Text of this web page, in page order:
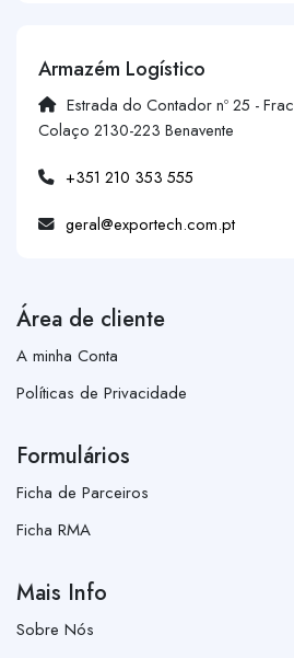
Armazém Logístico
Estrada do Contador nº 25 -
Colaço 2130-223 Benavente
+351 210 353 555
geral@exportech.com.pt
Área de cliente
A minha Conta
Políticas de Privacidade
Formulários
Ficha de Parceiros
Ficha RMA
Mais Info
Sobre Nós